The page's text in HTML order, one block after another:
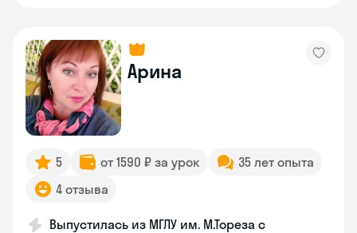
Арина
5 от 1590 ₽ за урок
35 лет опыта
4 отзыва
Выпустилась из МГЛУ им. М.Тореза с